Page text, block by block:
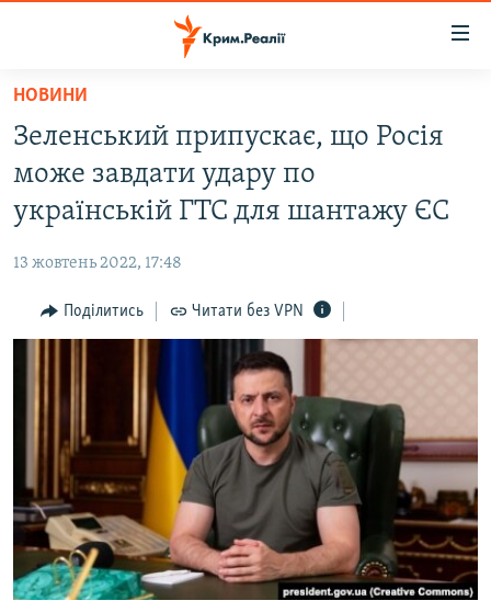
Перейти
основного
матеріалу
Перейти
до
основної
Перейти
до
ВІДЕО ТА ФОТО
БЛОГИ
ПОГЛЯД
СПЕЦПРОЕКТИ
ДЕПОРТАЦІЯ
ВІДЕОУРОКИ «ELIFBE»
СВІДЧЕННЯ ОКУПАЦІЇ
УКРАЇНСЬКА ПРОБЛЕМА КРИМУ
ЯК ОБІЙТИ БЛОКУВАННЯ
Русский
Qırımtatar
НОВИНИ
Зеленський припускає, що Росія
може завдати удару по
українській ГТС для шантажу ЄС
13 жовтень 2022, 17:48
Поділитись Читати без VPN